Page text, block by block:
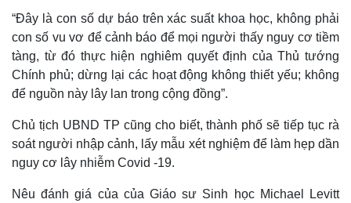
“Đây là con số dự báo trên xác suất khoa học, không phải
con số vu vơ để cảnh báo để mọi người thấy nguy cơ tiềm
tàng, từ đó thực hiện nghiêm quyết định của Thủ tướng
Chính phủ; dừng lại các hoạt động không thiết yếu; không
để nguồn này lây lan trong cộng đồng”.
Chủ tịch UBND TP cũng cho biết, thành phố sẽ tiếp tục rà
soát người nhập cảnh, lấy mẫu xét nghiệm để làm hẹp dần
nguy cơ lây nhiễm Covid -19.
Nêu đánh giá của của Giáo sư Sinh học Michael Levitt